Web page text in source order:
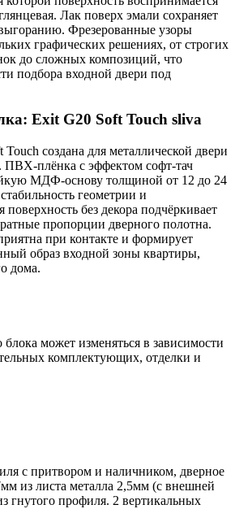
Лак поверх эмали сохраняет
Фрезерованные узоры
графических решениях, от строгих
до сложных композиций, что
подбора входной двери под
Exit G20 Soft Touch sliva
создана для металлической двери
ПВХ-плёнка с эффектом софт-тач
МДФ-основу толщиной от 12 до 24
геометрии и
поверхность без декора подчёркивает
пропорции дверного полотна.
при контакте и формирует
образ входной зоны квартиры,
дома.
может изменяться в зависимости
комплектующих, отделки и
с притвором и наличником, дверное
из листа металла 2,5мм (с внешней
гнутого профиля. 2 вертикальных